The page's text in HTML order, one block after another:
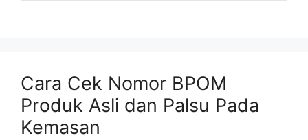
Cara Cek Nomor BPOM
Produk Asli dan Palsu Pada
Kemasan